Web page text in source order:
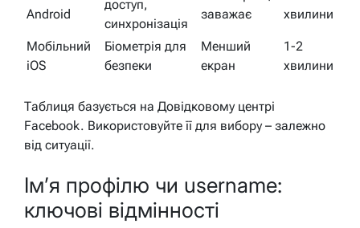
Android
доступ,
синхронізація
заважає
хвилини
Мобільний
iOS
Біометрія для
безпеки
Менший
екран
1-2
хвилини
Таблиця базується на Довідковому центрі
Facebook. Використовуйте її для вибору – залежно
від ситуації.
Ім’я профілю чи username:
ключові відмінності